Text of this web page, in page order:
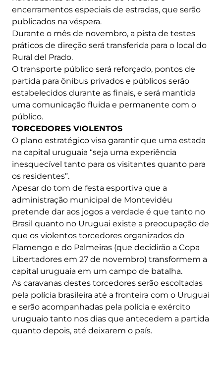
encerramentos especiais de estradas, que serão
publicados na véspera.
Durante o mês de novembro, a pista de testes
práticos de direção será transferida para o local do
Rural del Prado.
O transporte público será reforçado, pontos de
partida para ônibus privados e públicos serão
estabelecidos durante as finais, e será mantida
uma comunicação fluida e permanente com o
público.
TORCEDORES VIOLENTOS
O plano estratégico visa garantir que uma estada
na capital uruguaia “seja uma experiência
inesquecível tanto para os visitantes quanto para
os residentes”.
Apesar do tom de festa esportiva que a
administração municipal de Montevidéu
pretende dar aos jogos a verdade é que tanto no
Brasil quanto no Uruguai existe a preocupação de
que os violentos torcedores organizados do
Flamengo e do Palmeiras (que decidirão a Copa
Libertadores em 27 de novembro) transformem a
capital uruguaia em um campo de batalha.
As caravanas destes torcedores serão escoltadas
pela polícia brasileira até a fronteira com o Uruguai
e serão acompanhadas pela polícia e exército
uruguaio tanto nos dias que antecedem a partida
quanto depois, até deixarem o país.